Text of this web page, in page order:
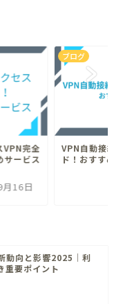
VPN完全
サービス
16日
ブログ
VPN自動接続
ド！おすすめ
動向と影響2025｜利
重要ポイント